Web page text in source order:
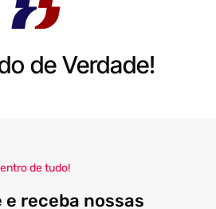
de Verdade!
de tudo!
receba nossas